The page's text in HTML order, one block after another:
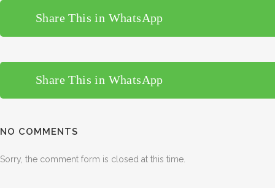
Share This in WhatsApp
Share This in WhatsApp
NO COMMENTS
Sorry, the comment form is closed at this time.